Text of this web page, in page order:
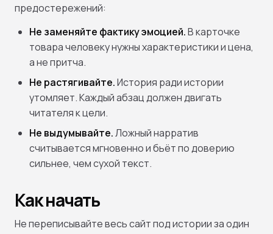
предостережений:
Не заменяйте фактику эмоцией.В карточке
товара человеку нужны характеристики и цена,
а не притча.
Не растягивайте.История ради истории
утомляет. Каждый абзац должен двигать
читателя к цели.
Не выдумывайте.Ложный нарратив
считывается мгновенно и бьёт по доверию
сильнее, чем сухой текст.
Как начать
Не переписывайте весь сайт под истории за один